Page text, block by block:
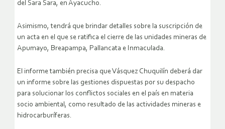
del Sara Sara, en Ayacucho.
Asimismo, tendrá que brindar detalles sobre la suscripción de
un acta en el que se ratifica el cierre de las unidades mineras de
Apumayo, Breapampa, Pallancata e Inmaculada.
El informe también precisa que Vásquez Chuquilín deberá dar
un informe sobre las gestiones dispuestas por su despacho
para solucionar los conflictos sociales en el país en materia
socio ambiental, como resultado de las actividades mineras e
hidrocarburíferas.